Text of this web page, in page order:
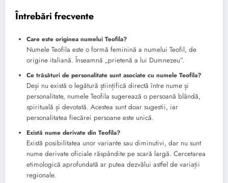
Întrebări frecvente
Care este originea numelui Teofila?
Numele Teofila este o formă feminină a numelui Teofil, de
origine italiană. Înseamnă „prietenă a lui Dumnezeu”.
Ce trăsături de personalitate sunt asociate cu numele Teofila?
Deși nu există o legătură științifică directă între nume și
personalitate, numele Teofila sugerează o persoană blândă,
spirituală și devotată. Acestea sunt doar sugestii, iar
personalitatea fiecărei persoane este unică.
Există nume derivate din Teofila?
Există posibilitatea unor variante sau diminutivi, dar nu sunt
nume derivate oficiale răspândite pe scară largă. Cercetarea
etimologică aprofundată ar putea dezvălui astfel de variații
regionale.